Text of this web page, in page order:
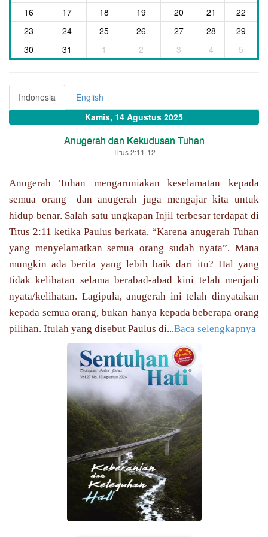
16
17 18 19 20 21
22
23
24 25 26 27 28
29
30
31 1 2 3 4 5
Indonesia
English
Kamis, 14 Agustus 2025
Anugerah dan Kekudusan Tuhan
Titus 2:11-12
Anugerah Tuhan mengaruniakan keselamatan kepada
semua orang—dan anugerah juga mengajar kita untuk
hidup benar. Salah satu ungkapan Injil terbesar terdapat di
Titus 2:11 ketika Paulus berkata, “Karena anugerah Tuhan
yang menyelamatkan semua orang sudah nyata”. Mana
mungkin ada berita yang lebih baik dari itu? Hal yang
tidak kelihatan selama berabad-abad kini telah menjadi
nyata/kelihatan. Lagipula, anugerah ini telah dinyatakan
kepada semua orang, bukan hanya kepada beberapa orang
pilihan. Itulah yang disebut Paulus di...Baca selengkapnya